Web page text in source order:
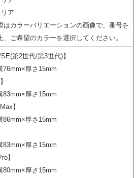
ア
はカラーバリエーションの画像で、番号を
、ご希望のカラーを選択してください。
SE(第2世代/第3世代)】
76mm×厚さ15mm
83mm×厚さ15mm
】
86mm×厚さ15mm
83mm×厚さ15mm
】
80mm×厚さ15mm